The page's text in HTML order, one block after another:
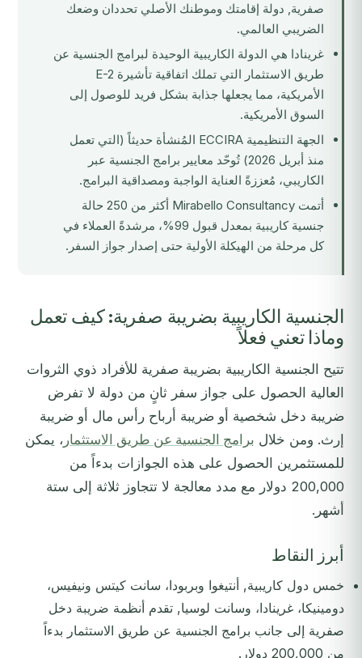
صفرية, دولة إقامتك وموطنك الأصلي تحددان وضعك
الضريبي العالمي.
غرينادا هي الدولة الكاريبية الوحيدة لبرامج الجنسية عن
طريق الاستثمار التي تملك اتفاقية تأشيرة E-2
الأمريكية، مما يجعلها جذابة بشكل فريد للوصول إلى
السوق الأمريكية.
الجهة التنظيمية ECCIRA المُنشأة حديثاً (التي تعمل
منذ أبريل 2026) تُوحّد معايير برامج الجنسية عبر
الكاريبي، مُعززةً العناية الواجبة ومصداقية البرامج.
أتمت Mirabello Consultancy أكثر من 250 حالة
جنسية كاريبية بمعدل قبول 99%، مرشدةً العملاء في
كل مرحلة من الهيكلة الأولية حتى إصدار جواز السفر.
الجنسية الكاريبية بضريبة صفرية: كيف تعمل
وماذا تعني فعلاً
تتيح الجنسية الكاريبية بضريبة صفرية للأفراد ذوي الثروات
العالية الحصول على جواز سفر ثانٍ من دولة لا تفرض
ضريبة دخل شخصية أو ضريبة أرباح رأس مال أو ضريبة
إرث. ومن خلال برامج الجنسية عن طريق الاستثمار ، يمكن
للمستثمرين الحصول على هذه الجوازات بدءاً من
200,000 دولار مع مدد معالجة لا تتجاوز ثلاثة إلى ستة
أشهر.
أبرز النقاط
خمس دول كاريبية, أنتيغوا وبربودا، سانت كيتس ونيفيس،
دومينيكا، غرينادا، وسانت لوسيا, تقدم أنظمة ضريبة دخل
صفرية إلى جانب برامج الجنسية عن طريق الاستثمار بدءاً
من 200,000 دولار.